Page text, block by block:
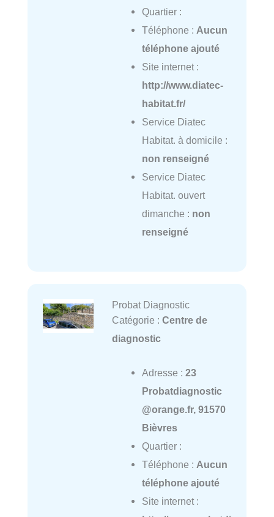
Quartier :
Téléphone : Aucun
téléphone ajouté
Site internet :
http://www.diatec-
habitat.fr/
Service Diatec
Habitat. à domicile :
non renseigné
Service Diatec
Habitat. ouvert
dimanche : non
renseigné
Probat Diagnostic
Catégorie : Centre de
diagnostic
Adresse : 23
Probatdiagnostic
@orange.fr, 91570
Bièvres
Quartier :
Téléphone : Aucun
téléphone ajouté
Site internet :